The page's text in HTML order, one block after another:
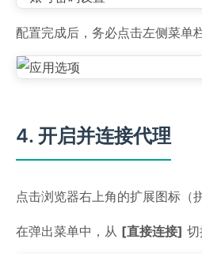
配置完成后，务必点击左侧菜单
4. 开启并连接代理
点击浏览器右上角的扩展图标（
在弹出菜单中，从 [直接连接]